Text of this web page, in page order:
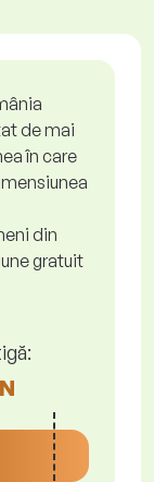
de mai
în care
din
gratuit